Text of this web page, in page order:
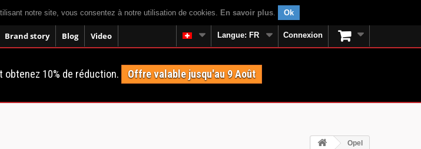
notre site, vous consentez à notre utilisation de cookies. En savoir plus. Ok
Brand story Blog Video Connexion
Langue: FR
obtenez 10% de réduction. Offre valable jusqu'au 9 Août
Opel